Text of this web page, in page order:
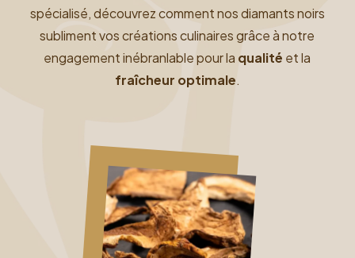
spécialisé, découvrez comment nos diamants noirs
subliment vos créations culinaires grâce à notre
engagement inébranlable pour la qualité et la
fraîcheur optimale.